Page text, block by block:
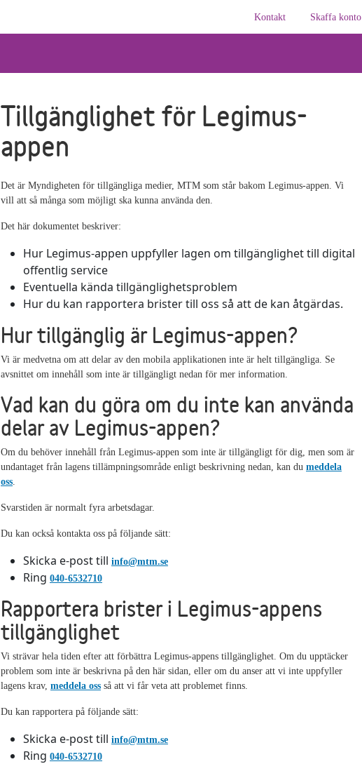
Kontakt
Skaffa konto
Tillgänglighet för Legimus-
appen
Det är Myndigheten för tillgängliga medier, MTM som står bakom Legimus-appen. Vi
vill att så många som möjligt ska kunna använda den.
Det här dokumentet beskriver:
Hur Legimus-appen uppfyller lagen om tillgänglighet till digital
offentlig service
Eventuella kända tillgänglighetsproblem
Hur du kan rapportera brister till oss så att de kan åtgärdas.
Hur tillgänglig är Legimus-appen?
Vi är medvetna om att delar av den mobila applikationen inte är helt tillgängliga. Se
avsnittet om innehåll som inte är tillgängligt nedan för mer information.
Vad kan du göra om du inte kan använda
delar av Legimus-appen?
Om du behöver innehåll från Legimus-appen som inte är tillgängligt för dig, men som är
undantaget från lagens tillämpningsområde enligt beskrivning nedan, kan du meddela
oss.
Svarstiden är normalt fyra arbetsdagar.
Du kan också kontakta oss på följande sätt:
Skicka e-post till info@mtm.se
Ring 040-6532710
Rapportera brister i Legimus-appens
tillgänglighet
Vi strävar hela tiden efter att förbättra Legimus-appens tillgänglighet. Om du upptäcker
problem som inte är beskrivna på den här sidan, eller om du anser att vi inte uppfyller
lagens krav, meddela oss så att vi får veta att problemet finns.
Du kan rapportera på följande sätt:
Skicka e-post till info@mtm.se
Ring 040-6532710